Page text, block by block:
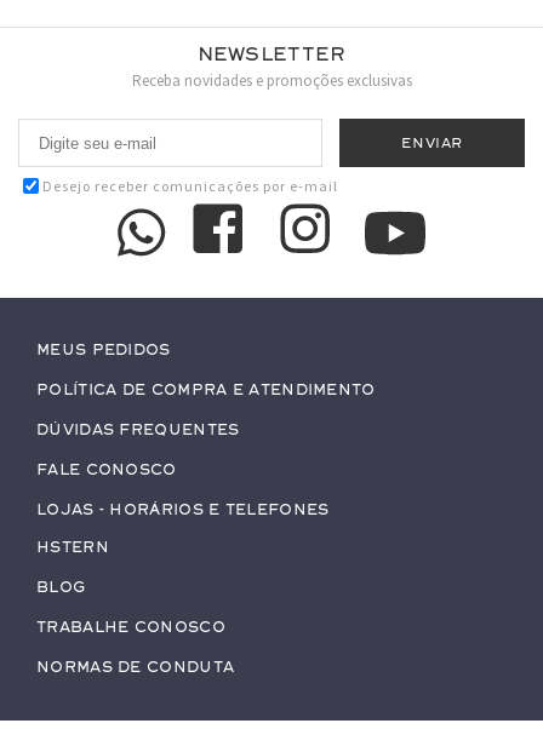
Newsletter
Receba novidades e promoções exclusivas
Desejo receber comunicações por e-mail
Meus pedidos
Política de Compra e Atendimento
Dúvidas Frequentes
Fale conosco
Lojas - Horários e Telefones
HStern
Blog
Trabalhe conosco
Normas de Conduta